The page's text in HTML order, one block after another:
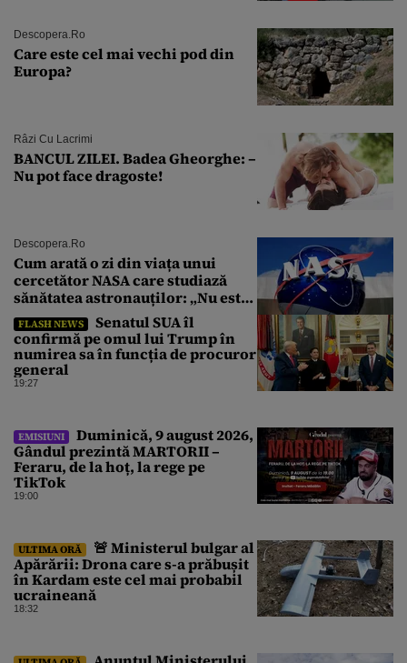
Descopera.ro
Care este cel mai vechi pod din
Europa?
Râzi Cu Lacrimi
BANCUL ZILEI. Badea Gheorghe: –
Nu pot face dragoste!
Descopera.ro
Cum arată o zi din viața unui
cercetător NASA care studiază
sănătatea astronauților: „Nu este
o știință complicată”
FLASH NEWS
Senatul SUA îl
confirmă pe omul lui Trump în
numirea sa în funcția de procuror
general
19:27
EMISIUNI
Duminică, 9 august 2026,
Gândul prezintă MARTORII –
Feraru, de la hoț, la rege pe
TikTok
19:00
ULTIMA ORĂ
🚨 Ministerul bulgar al
Apărării: Drona care s-a prăbușit
în Kardam este cel mai probabil
ucraineană
18:32